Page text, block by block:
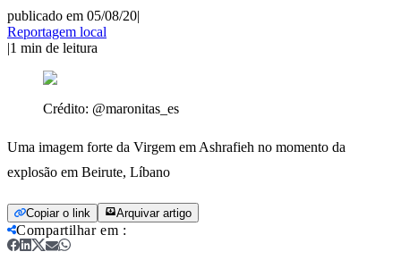
publicado em 05/08/20|
Reportagem local
|1 min de leitura
Crédito: @maronitas_es
Uma imagem forte da Virgem em Ashrafieh no momento da
explosão em Beirute, Líbano
Copiar o link Arquivar artigo
Compartilhar em :